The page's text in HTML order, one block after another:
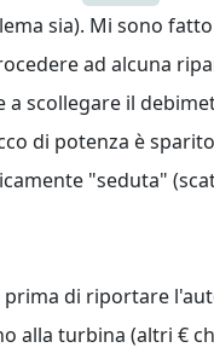
sia). Mi sono
ad alcuna
a scollegare il
di potenza è
"seduta"
di riportare
alla turbina (altri €